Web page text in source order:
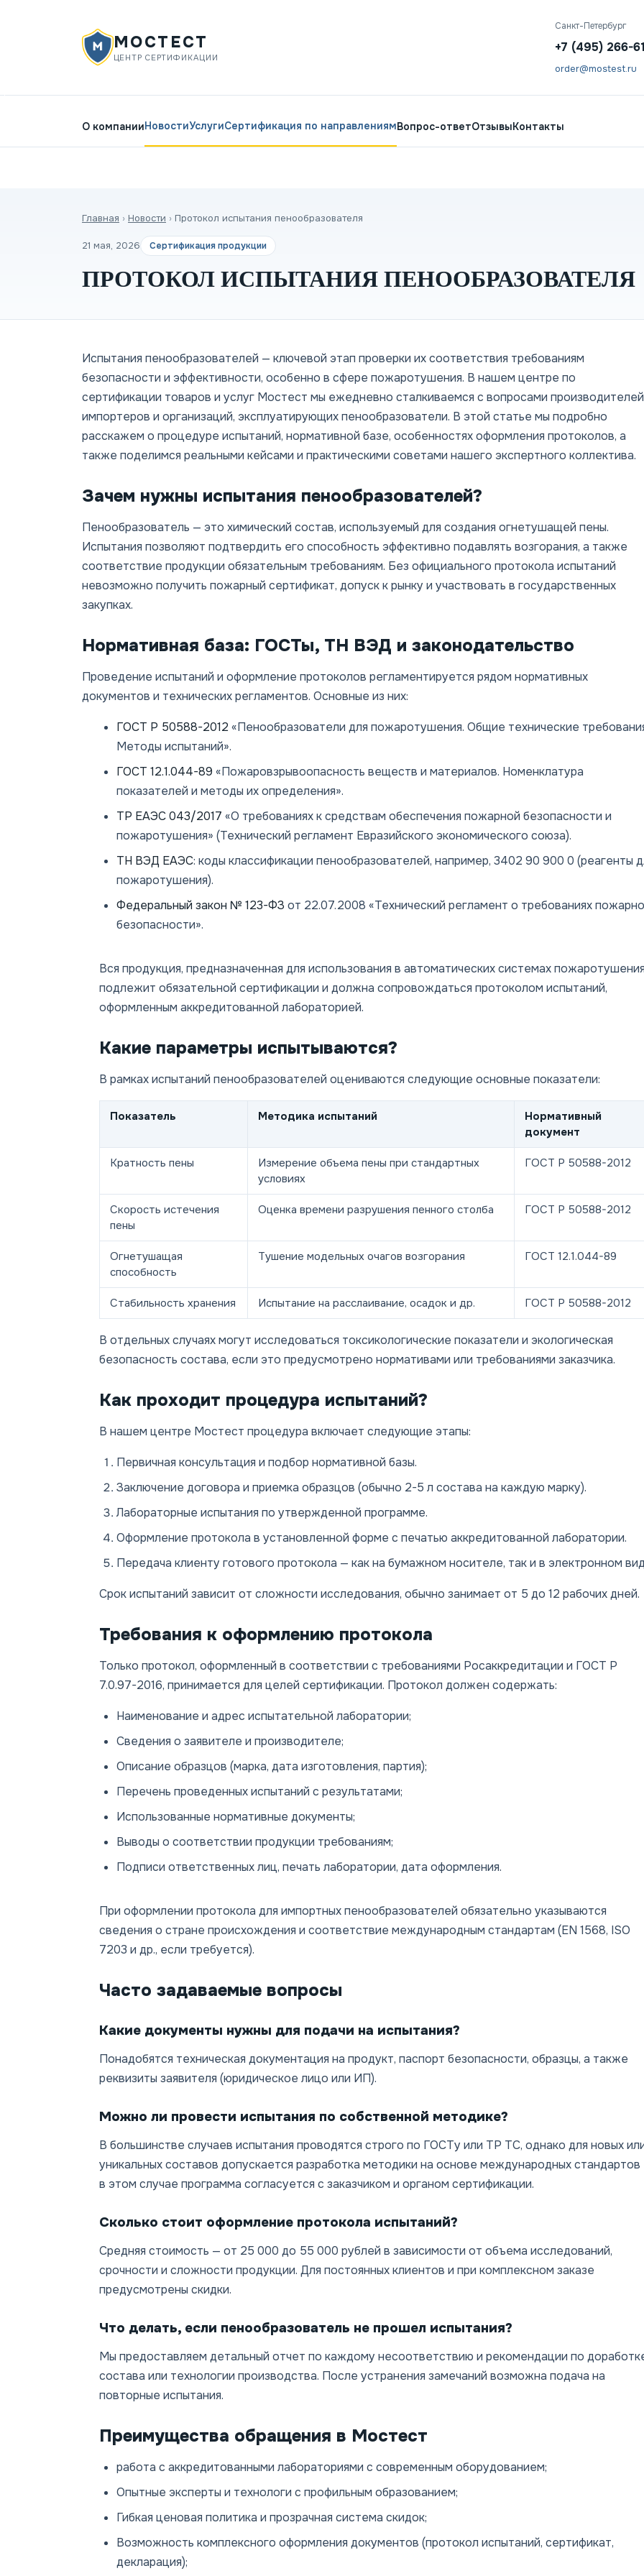
МОСТЕСТ
ЦЕНТР СЕРТИФИКАЦИИ
Санкт-Петербург
+7 (495) 266-
order@mostest.ru
О компанииНовостиУслугиСертификация по направлениямВопрос-ответОтзывыКонтакты
Главная › Новости › Протокол испытания пенообразователя
21 мая, 2026 Сертификация продукции
ПРОТОКОЛ ИСПЫТАНИЯ ПЕНООБРАЗОВАТЕЛЯ
Испытания пенообразователей — ключевой этап проверки их соответствия требованиям
безопасности и эффективности, особенно в сфере пожаротушения. В нашем центре по
сертификации товаров и услуг Мостест мы ежедневно сталкиваемся с вопросами
импортеров и организаций, эксплуатирующих пенообразователи. В этой статье мы подробно
расскажем о процедуре испытаний, нормативной базе, особенностях оформления протоколов, а
также поделимся реальными кейсами и практическими советами нашего экспертного коллектива.
Зачем нужны испытания пенообразователей?
Пенообразователь — это химический состав, используемый для создания огнетушащей пены.
Испытания позволяют подтвердить его способность эффективно подавлять возгорания, а также
соответствие продукции обязательным требованиям. Без официального протокола испытаний
невозможно получить пожарный сертификат, допуск к рынку и участвовать в государственных
закупках.
Нормативная база: ГОСТы, ТН ВЭД и законодательство
Проведение испытаний и оформление протоколов регламентируется рядом нормативных
документов и технических регламентов. Основные из них:
ГОСТ Р 50588-2012 «Пенообразователи для пожаротушения. Общие технические
Методы испытаний».
ГОСТ 12.1.044-89 «Пожаровзрывоопасность веществ и материалов. Номенклатура
показателей и методы их определения».
ТР ЕАЭС 043/2017 «О требованиях к средствам обеспечения пожарной безопасности и
пожаротушения» (Технический регламент Евразийского экономического союза).
ТН ВЭД ЕАЭС: коды классификации пенообразователей, например, 3402 90 900 0 (реагенты
пожаротушения).
Федеральный закон № 123-ФЗ от 22.07.2008 «Технический регламент о требованиях
безопасности».
Вся продукция, предназначенная для использования в автоматических системах
подлежит обязательной сертификации и должна сопровождаться протоколом испытаний,
оформленным аккредитованной лабораторией.
Какие параметры испытываются?
В рамках испытаний пенообразователей оцениваются следующие основные показатели:
Показатель Методика испытаний
Нормативный
документ
Кратность пены
Измерение объема пены при стандартных
условиях
ГОСТ Р 50588-2012
Скорость истечения
пены
Оценка времени разрушения пенного столба ГОСТ Р 50588-2012
Огнетушащая
способность
Тушение модельных очагов возгорания ГОСТ 12.1.044-89
Стабильность хранения Испытание на расслаивание, осадок и др. ГОСТ Р 50588-2012
В отдельных случаях могут исследоваться токсикологические показатели и экологическая
безопасность состава, если это предусмотрено нормативами или требованиями заказчика.
Как проходит процедура испытаний?
В нашем центре Мостест процедура включает следующие этапы:
Первичная консультация и подбор нормативной базы.
Заключение договора и приемка образцов (обычно 2-5 л состава на каждую марку).
Лабораторные испытания по утвержденной программе.
Оформление протокола в установленной форме с печатью аккредитованной лаборатории.
Передача клиенту готового протокола — как на бумажном носителе, так и в электронном
Срок испытаний зависит от сложности исследования, обычно занимает от 5 до 12 рабочих дней.
Требования к оформлению протокола
Только протокол, оформленный в соответствии с требованиями Росаккредитации и ГОСТ Р
7.0.97-2016, принимается для целей сертификации. Протокол должен содержать:
Наименование и адрес испытательной лаборатории;
Сведения о заявителе и производителе;
Описание образцов (марка, дата изготовления, партия);
Перечень проведенных испытаний с результатами;
Использованные нормативные документы;
Выводы о соответствии продукции требованиям;
Подписи ответственных лиц, печать лаборатории, дата оформления.
При оформлении протокола для импортных пенообразователей обязательно указываются
сведения о стране происхождения и соответствие международным стандартам (EN 1568, ISO
7203 и др., если требуется).
Часто задаваемые вопросы
Какие документы нужны для подачи на испытания?
Понадобятся техническая документация на продукт, паспорт безопасности, образцы, а также
реквизиты заявителя (юридическое лицо или ИП).
Можно ли провести испытания по собственной методике?
В большинстве случаев испытания проводятся строго по ГОСТу или ТР ТС, однако для новых
уникальных составов допускается разработка методики на основе международных
в этом случае программа согласуется с заказчиком и органом сертификации.
Сколько стоит оформление протокола испытаний?
Средняя стоимость — от 25 000 до 55 000 рублей в зависимости от объема исследований,
срочности и сложности продукции. Для постоянных клиентов и при комплексном заказе
предусмотрены скидки.
Что делать, если пенообразователь не прошел испытания?
Мы предоставляем детальный отчет по каждому несоответствию и рекомендации по
состава или технологии производства. После устранения замечаний возможна подача на
повторные испытания.
Преимущества обращения в Мостест
работа с аккредитованными лабораториями с современным оборудованием;
Опытные эксперты и технологи с профильным образованием;
Гибкая ценовая политика и прозрачная система скидок;
Возможность комплексного оформления документов (протокол испытаний, сертификат,
декларация);